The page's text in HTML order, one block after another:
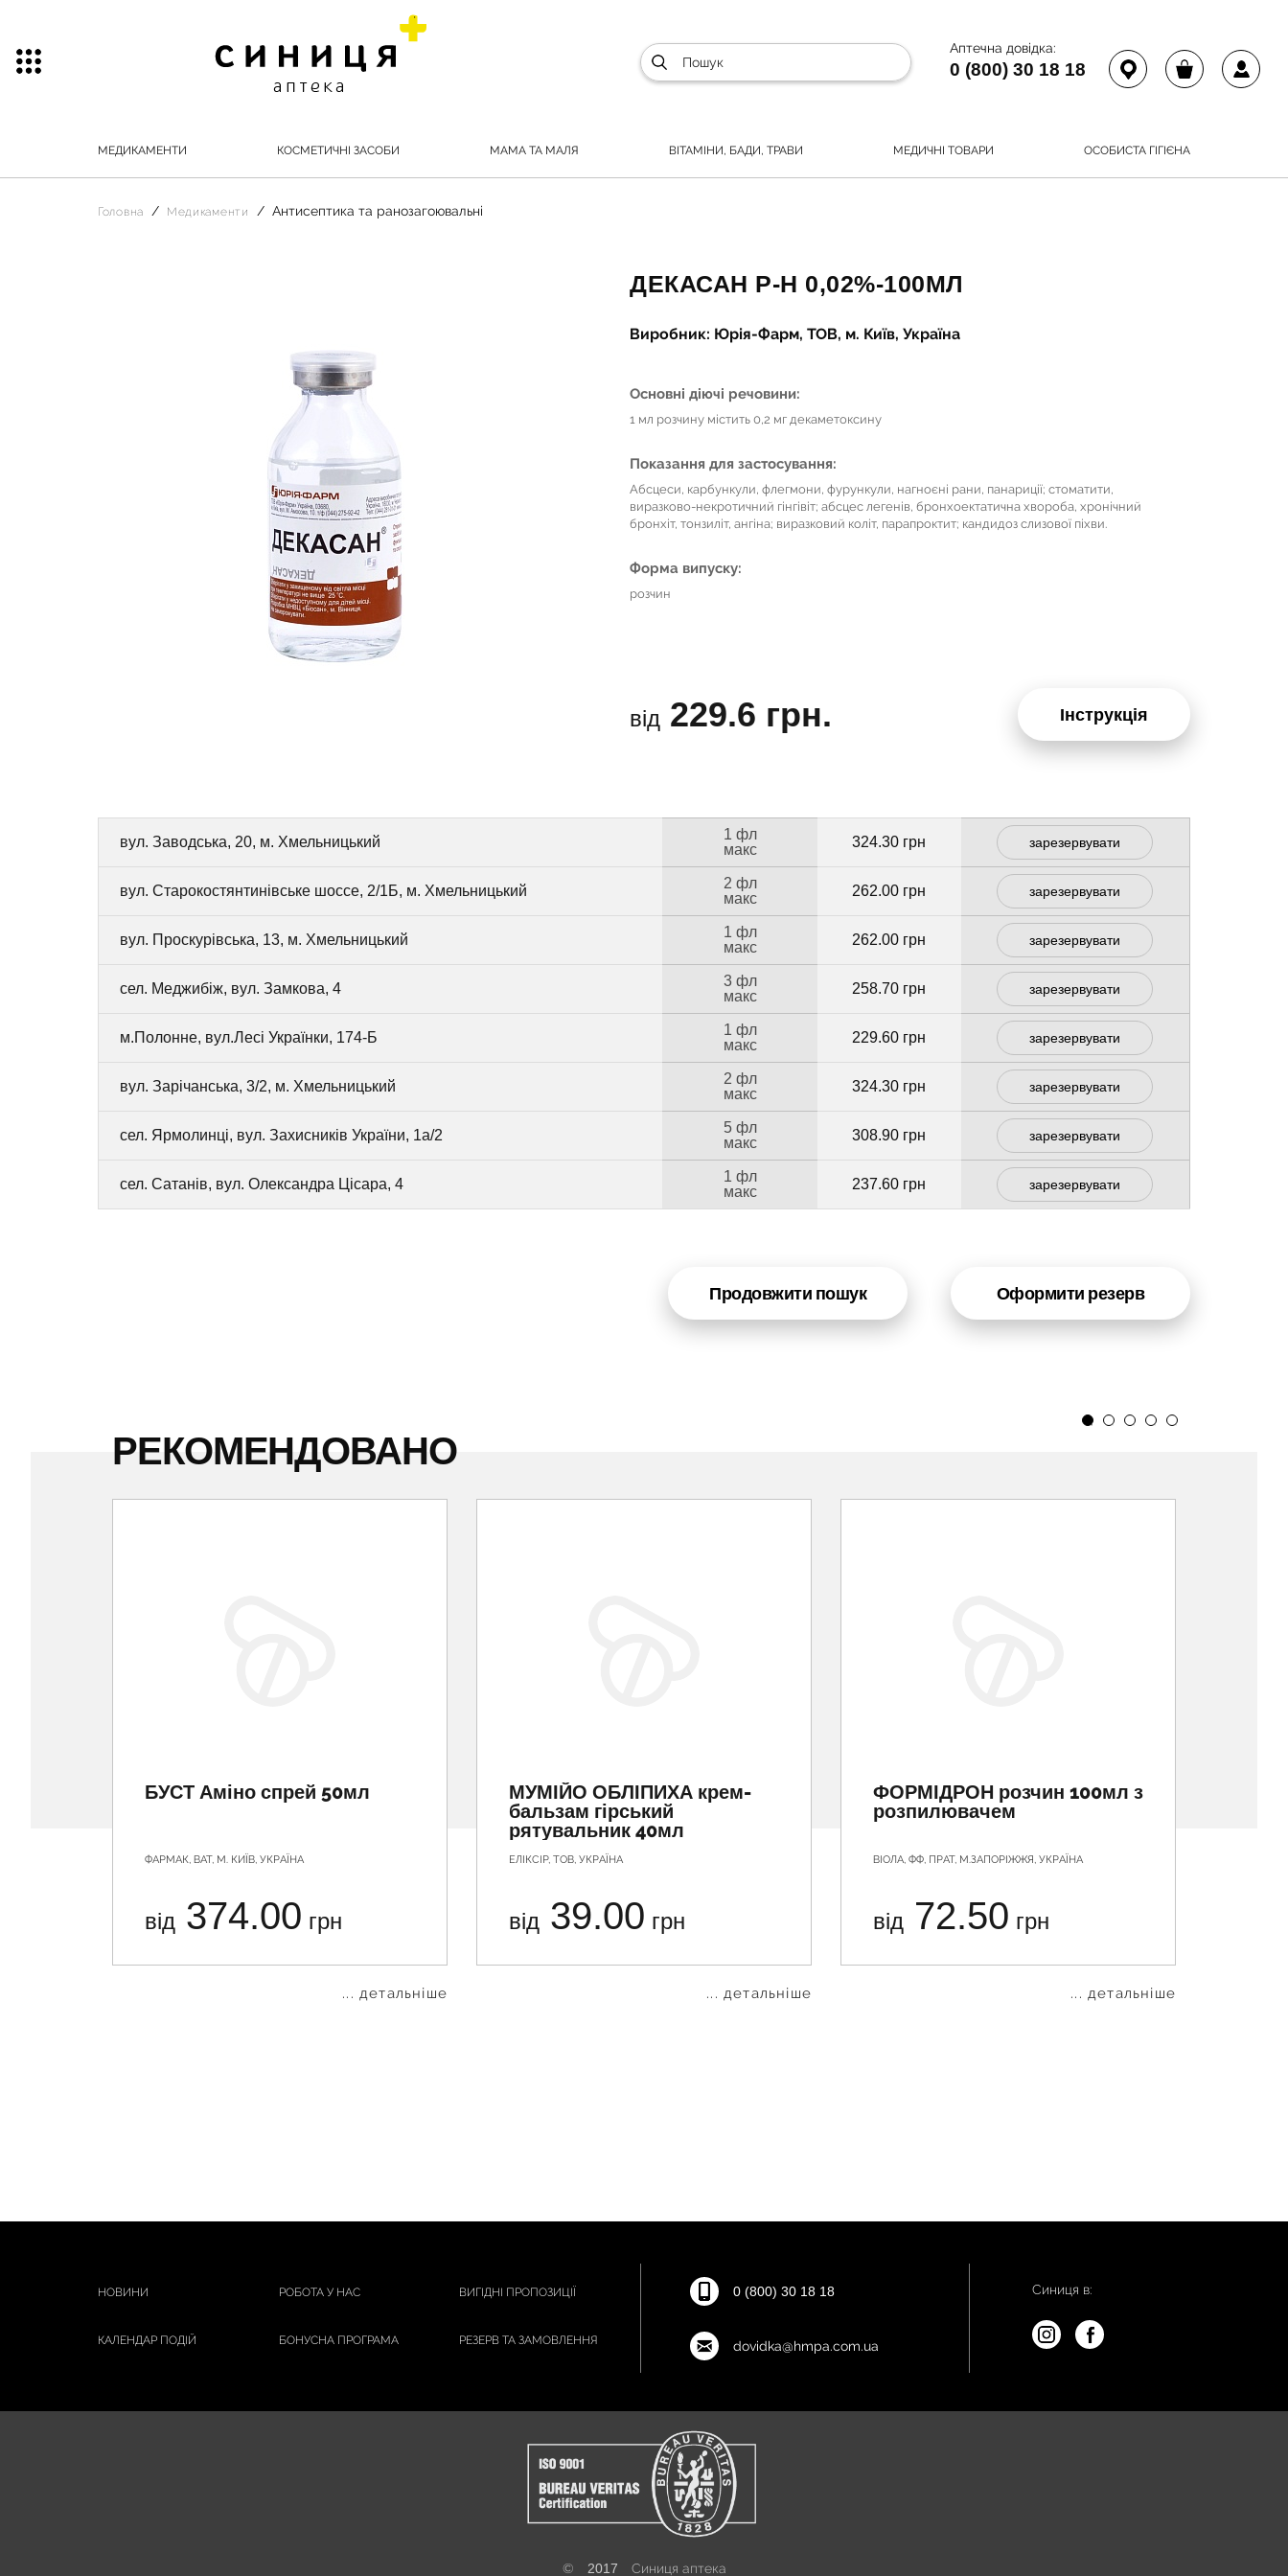
Аптечна довідка:
0 (800) 30 18 18
МЕДИКАМЕНТИ КОСМЕТИЧНІ ЗАСОБИ МАМА ТА МАЛЯ ВІТАМІНИ, БАДИ, ТРАВИ МЕДИЧНІ ТОВАРИ ОСОБИСТА ГІГІЄНА
Головна Медикаменти Антисептика та ранозагоювальні
ДЕКАСАН Р-Н 0,02%-100МЛ
Виробник: Юрія-Фарм, ТОВ, м. Київ, Україна
Основні діючі речовини:
1 мл розчину містить 0,2 мг декаметоксину
Показання для застосування:
Абсцеси, карбункули, флегмони, фурункули, нагноєні рани, панариції; стоматити,
виразково-некротичний гінгівіт; абсцес легенів, бронхоектатична хвороба, хронічний
бронхіт, тонзиліт, ангіна; виразковий коліт, парапроктит; кандидоз слизової піхви.
Форма випуску:
розчин
від 229.6 грн. Інструкція
вул. Заводська, 20, м. Хмельницький
1 фл
макс
324.30 грн зарезервувати
вул. Старокостянтинівське шоссе, 2/1Б, м. Хмельницький
2 фл
макс
262.00 грн зарезервувати
вул. Проскурівська, 13, м. Хмельницький
1 фл
макс
262.00 грн зарезервувати
сел. Меджибіж, вул. Замкова, 4
3 фл
макс
258.70 грн зарезервувати
м.Полонне, вул.Лесі Українки, 174-Б
1 фл
макс
229.60 грн зарезервувати
вул. Зарічанська, 3/2, м. Хмельницький
2 фл
макс
324.30 грн зарезервувати
сел. Ярмолинці, вул. Захисників України, 1а/2
5 фл
макс
308.90 грн зарезервувати
сел. Сатанів, вул. Олександра Цісара, 4
1 фл
макс
237.60 грн зарезервувати
Продовжити пошук Оформити резерв
РЕКОМЕНДОВАНО
БУСТ Аміно спрей 50мл
ФАРМАК, ВАТ, М. КИЇВ, УКРАЇНА
від 374.00 грн
... детальніше
МУМІЙО ОБЛІПИХА крем-
бальзам гірський
рятувальник 40мл
ЕЛІКСІР, ТОВ, УКРАЇНА
від 39.00 грн
... детальніше
ФОРМІДРОН розчин 100мл з
розпилювачем
ВІОЛА, ФФ, ПРАТ, М.ЗАПОРІЖЖЯ, УКРАЇНА
від 72.50 грн
... детальніше
НОВИНИ РОБОТА У НАС ВИГІДНІ ПРОПОЗИЦІЇ
КАЛЕНДАР ПОДІЙ БОНУСНА ПРОГРАМА РЕЗЕРВ ТА ЗАМОВЛЕННЯ
0 (800) 30 18 18
dovidka@hmpa.com.ua
Синиця в:
© 2017 Синиця аптека